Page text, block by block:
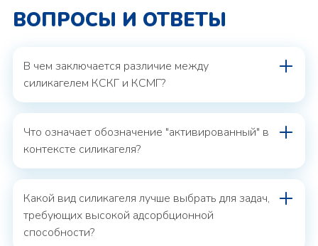
ВОПРОСЫ И ОТВЕТЫ
В чем заключается различие между
силикагелем КСКГ и КСМГ?
Что означает обозначение "активированный" в
контексте силикагеля?
Какой вид силикагеля лучше выбрать для задач,
требующих высокой адсорбционной
способности?